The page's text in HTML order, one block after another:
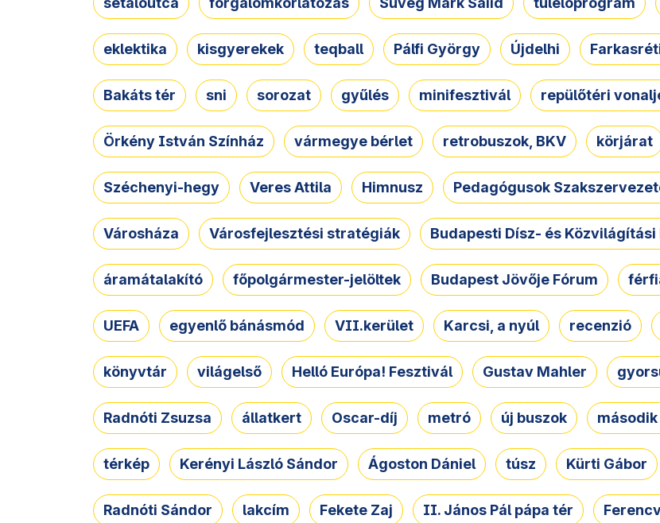
eklektika kisgyerekek teqball Pálfi György Újdelhi
Bakáts tér sni sorozat gyűlés minifesztivál repülőtéri
Örkény István Színház vármegye bérlet retrobuszok, BKV körjárat
Széchenyi-hegy Veres Attila Himnusz Pedagógusok
Városháza Városfejlesztési stratégiák Budapesti Dísz- és Közvilágítási
áramátalakító főpolgármester-jelöltek Budapest Jövője Fórum
UEFA egyenlő bánásmód VII.kerület Karcsi, a nyúl recenzió
könyvtár világelső Helló Európa! Fesztivál Gustav Mahler
Radnóti Zsuzsa állatkert Oscar-díj metró új buszok
térkép Kerényi László Sándor Ágoston Dániel túsz Kürti Gábor
Radnóti Sándor lakcím Fekete Zaj II. János Pál pápa tér